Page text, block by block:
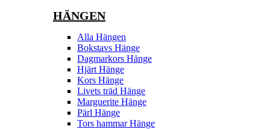
HÄNGEN
Alla Hängen
Bokstavs Hänge
Dagmarkors Hänge
Hjärt Hänge
Kors Hänge
Livets träd Hänge
Marguerite Hänge
Pärl Hänge
Tors hammar Hänge